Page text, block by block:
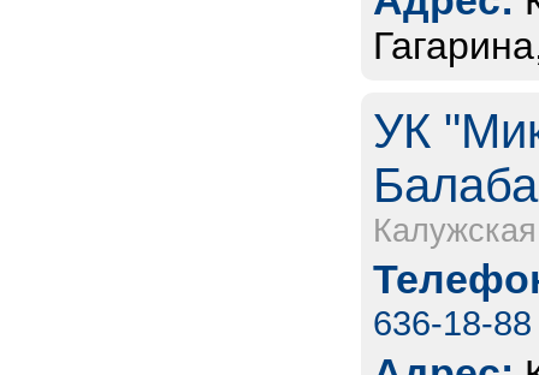
УК
636-18-88